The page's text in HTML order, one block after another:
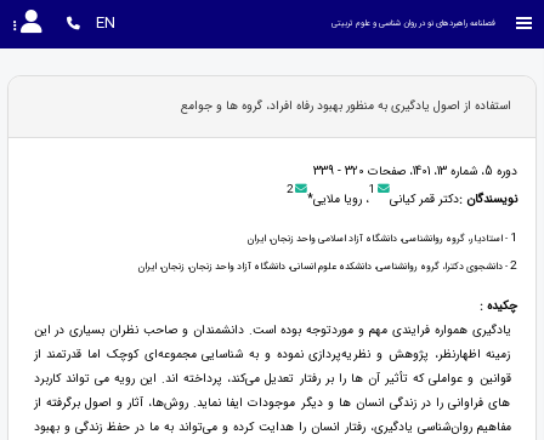
فصلنامه راهبردهای نو در روان شناسی و علوم تربیتی EN
استفاده از اصول یادگیری به منظور بهبود رفاه افراد، گروه ها و جوامع
دوره 5، شماره 13، 1401، صفحات 320 - 339
نویسندگان :دکتر قمر کیانی 1، رویا ملایی* 2
1 - استادیار، گروه روانشناسی، دانشگاه آزاد اسلامی واحد زنجان، ایران
2- دانشجوی دکترا، گروه روانشناسی، دانشکده علوم انسانی، دانشگاه آزاد واحد زنجان، زنجان، ایران
چکیده :
یادگیری همواره فرایندی مهم و موردتوجه بوده است. دانشمندان و صاحب نظران بسیاری در این
زمینه اظهارنظر، پژوهش و نظریه‌پردازی نموده و به شناسایی مجموعه‌ای کوچک اما قدرتمند از
قوانین و عواملی که تأثیر آن ها را بر رفتار تعدیل می‌کند، پرداخته اند. این رویه می تواند کاربرد
های فراوانی را در زندگی انسان ها و دیگر موجودات ایفا نماید. روش‌ها، آثار و اصول برگرفته از
مفاهیم روان‌شناسی یادگیری، رفتار انسان را هدایت کرده و می‌تواند به‌ ما در حفظ زندگی و بهبود